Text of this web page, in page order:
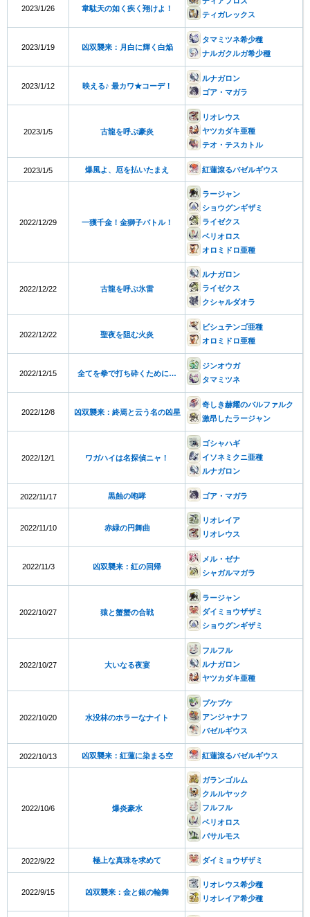
2023/1/26 韋駄天の如く疾く翔けよ！
ティガレックス
2023/1/19 凶双襲来：月白に輝く白焔
タマミツネ希少種
ナルガクルガ希少種
2023/1/12 映える♪ 最カワ★コーデ！
ルナガロン
ゴア・マガラ
2023/1/5 古龍を呼ぶ豪炎
リオレウス
ヤツカダキ亜種
テオ・テスカトル
2023/1/5 爆風よ、厄を払いたまえ 紅蓮滾るバゼルギウス
2022/12/29 一獲千金！金獅子バトル！
ラージャン
ショウグンギザミ
ライゼクス
ベリオロス
オロミドロ亜種
2022/12/22 古龍を呼ぶ氷雷
ルナガロン
ライゼクス
クシャルダオラ
2022/12/22 聖夜を阻む火炎
ビシュテンゴ亜種
オロミドロ亜種
2022/12/15 全てを拳で打ち砕くために…
ジンオウガ
タマミツネ
2022/12/8 凶双襲来：終焉と云う名の凶星
奇しき赫耀のバルファルク
激昂したラージャン
2022/12/1 ワガハイは名探偵ニャ！
ゴシャハギ
イソネミクニ亜種
ルナガロン
2022/11/17 黒蝕の咆哮 ゴア・マガラ
2022/11/10 赤緑の円舞曲
リオレイア
リオレウス
2022/11/3 凶双襲来：紅の回帰
メル・ゼナ
シャガルマガラ
2022/10/27 猿と蟹蟹の合戦
ラージャン
ダイミョウザザミ
ショウグンギザミ
2022/10/27 大いなる夜宴
フルフル
ルナガロン
ヤツカダキ亜種
2022/10/20 水没林のホラーなナイト
プケプケ
アンジャナフ
バゼルギウス
2022/10/13 凶双襲来：紅蓮に染まる空 紅蓮滾るバゼルギウス
2022/10/6 爆炎豪水
ガランゴルム
クルルヤック
フルフル
ベリオロス
バサルモス
2022/9/22 極上な真珠を求めて ダイミョウザザミ
2022/9/15 凶双襲来：金と銀の輪舞
リオレウス希少種
リオレイア希少種